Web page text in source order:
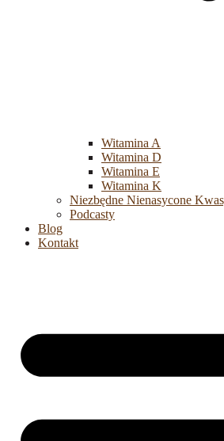
Witamina A
Witamina D
Witamina E
Witamina K
Niezbędne Nienasycone
Podcasty
Blog
Kontakt